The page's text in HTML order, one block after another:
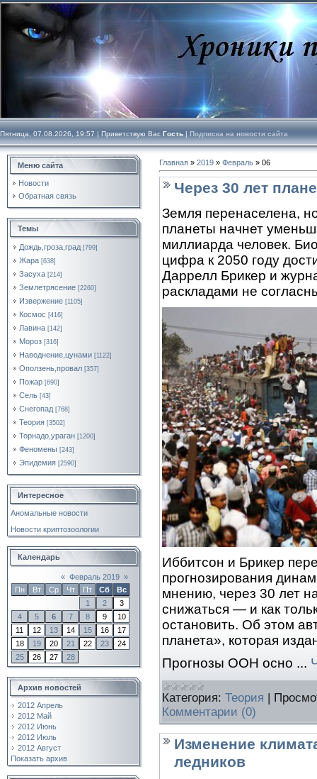
Пятница, 07.08.2026, 19:57 | Приветствую Вас Гость | Подписка на новости сайта
Меню сайта
Новости
Обратная связь
Темы
Дождь,гроза,град [799]
Жара [638]
Засуха [214]
Землетрясение [2260]
Извержение [1105]
Космос [416]
Лавина [142]
Мороз [316]
Наводнение,цунами [1122]
Оползень,провал [357]
Пожар [690]
Сель [43]
Снегопад [768]
Теория [3502]
Торнадо,ураган [1200]
Феномены [243]
Эпидемия [2590]
Интересное
Аномальные новости
Новости криптозоологии
Календарь
« Февраль 2019 »
Пн
Вт Ср Чт Пт Сб
Вс
1
2
3
4
5 6 7 8 9
10
11
12 13 14 15 16
17
18
19 20 21 22 23
24
25
26 27 28
Архив новостей
2012 Апрель
2012 Май
2012 Июнь
2012 Июль
2012 Август
Показать архив
Главная » 2019 » Февраль » 06
Через 30 лет
Земля перенаселена,
планеты начнет
миллиарда человек.
цифра к 2050 году
Даррелл Брикер и
раскладами не
Иббитсон и Брикер
прогнозирования
мнению, через 30 лет
снижаться — и как
остановить. Об этом
планета», которая
Прогнозы ООН осно ...
Категория: Теория |
Комментарии (0)
Изменение
ледников